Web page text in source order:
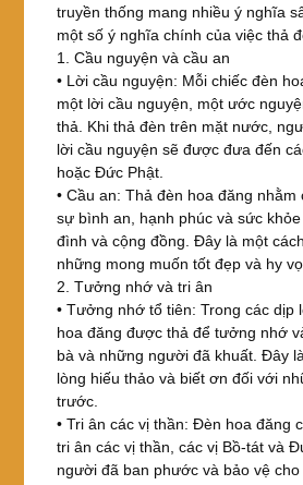
truyền thống mang nhiều ý nghĩa
một số ý nghĩa chính của việc thả
1. Cầu nguyện và cầu an
• Lời cầu nguyện: Mỗi chiếc đèn
một lời cầu nguyện, một ước
thả. Khi thả đèn trên mặt nước,
lời cầu nguyện sẽ được đưa đến
hoặc Đức Phật.
• Cầu an: Thả đèn hoa đăng nhằm
sự bình an, hạnh phúc và sức
đình và cộng đồng. Đây là một
những mong muốn tốt đẹp và hy
2. Tưởng nhớ và tri ân
• Tưởng nhớ tổ tiên: Trong các dịp
hoa đăng được thả để tưởng nhớ
bà và những người đã khuất. Đây
lòng hiếu thảo và biết ơn đối với
trước.
• Tri ân các vị thần: Đèn hoa đăng
tri ân các vị thần, các vị Bồ-tát và
người đã ban phước và bảo vệ